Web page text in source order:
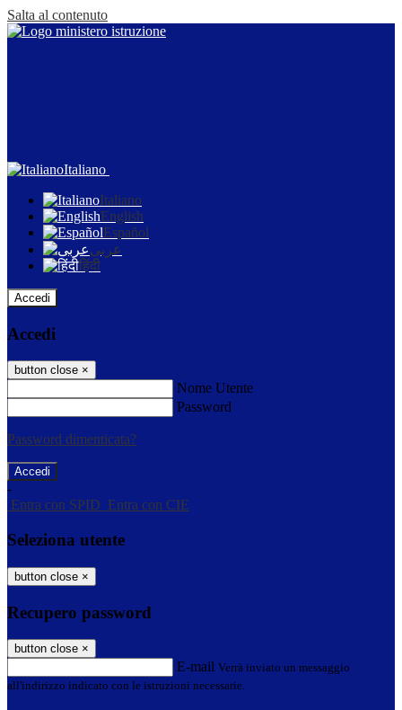
Salta al contenuto
Italiano
Italiano
English
Español
عربى
हिंदी
Accedi
Accedi
button close ×
Nome Utente
Password
Password dimenticata?
-
Entra con SPID Entra con CIE
Seleziona utente
button close ×
Recupero password
button close ×
E-mail Verrà inviato un messaggio
all'indirizzo indicato con le istruzioni necessarie.